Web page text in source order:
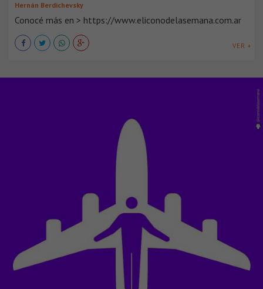
Hernán Berdichevsky
Conocé más en > https://www.eliconodelasemana.com.ar
VER +